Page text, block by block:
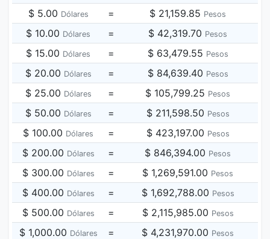
$ 5.00 Dólares = $ 21,159.85 Pesos
$ 10.00 Dólares = $ 42,319.70 Pesos
$ 15.00 Dólares = $ 63,479.55 Pesos
$ 20.00 Dólares = $ 84,639.40 Pesos
$ 25.00 Dólares = $ 105,799.25 Pesos
$ 50.00 Dólares = $ 211,598.50 Pesos
$ 100.00 Dólares = $ 423,197.00 Pesos
$ 200.00 Dólares = $ 846,394.00 Pesos
$ 300.00 Dólares = $ 1,269,591.00 Pesos
$ 400.00 Dólares = $ 1,692,788.00 Pesos
$ 500.00 Dólares = $ 2,115,985.00 Pesos
$ 1,000.00 Dólares = $ 4,231,970.00 Pesos